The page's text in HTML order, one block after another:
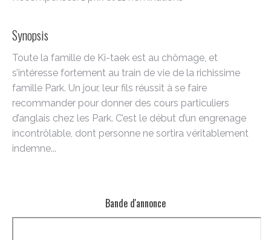
Synopsis
Toute la famille de Ki-taek est au chômage, et
s’intéresse fortement au train de vie de la richissime
famille Park. Un jour, leur fils réussit à se faire
recommander pour donner des cours particuliers
d’anglais chez les Park. C’est le début d’un engrenage
incontrôlable, dont personne ne sortira véritablement
indemne...
Bande d'annonce